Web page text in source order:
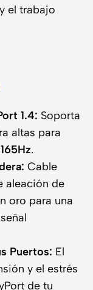
el trabajo
1.4: Soporta
altas para
.
Cable
aleación de
oro para una
Puertos: El
y el estrés
de tu